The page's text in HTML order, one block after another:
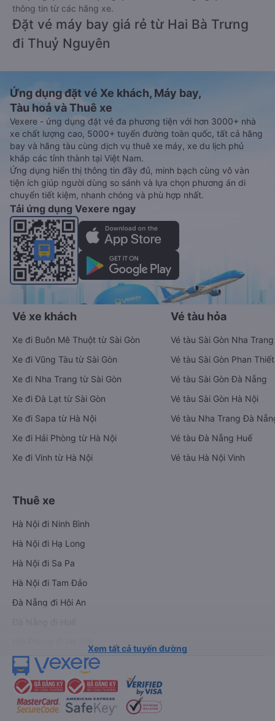
thông tin từ các hãng xe.
Đặt vé máy bay giá rẻ từ Hai Bà Trưng
đi Thuỷ Nguyên
Ứng dụng đặt vé Xe khách, Máy bay,
Tàu hoả và Thuê xe
Vexere - ứng dụng đặt vé đa phương tiện với hơn 3000+ nhà
xe chất lượng cao, 5000+ tuyến đường toàn quốc, tất cả hãng
bay và hãng tàu cùng dịch vụ thuê xe máy, xe du lịch phủ
khắp các tỉnh thành tại Việt Nam.
Ứng dụng hiển thị thông tin đầy đủ, minh bạch cùng vô vàn
tiện ích giúp người dùng so sánh và lựa chọn phương án di
chuyển tiết kiệm, nhanh chóng và phù hợp nhất.
Tải ứng dụng Vexere ngay
Vé xe khách
Xe đi Buôn Mê Thuột từ Sài Gòn
Xe đi Vũng Tàu từ Sài Gòn
Xe đi Nha Trang từ Sài Gòn
Xe đi Đà Lạt từ Sài Gòn
Xe đi Sapa từ Hà Nội
Xe đi Hải Phòng từ Hà Nội
Xe đi Vinh từ Hà Nội
Vé tàu hỏa
Vé tàu Sài Gòn Nha Trang
Vé tàu Sài Gòn Phan Thiết
Vé tàu Sài Gòn Đà Nẵng
Vé tàu Sài Gòn Hà Nội
Vé tàu Nha Trang Đà
Vé tàu Đà Nẵng Huế
Vé tàu Hà Nội Vinh
Thuê xe
Hà Nội đi Ninh Bình
Hà Nội đi Hạ Long
Hà Nội đi Sa Pa
Hà Nội đi Tam Đảo
Đà Nẵng đi Hội An
Xem tất cả tuyến đường